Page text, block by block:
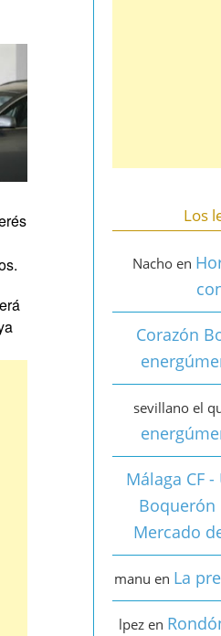
Los
Nachoen
Corazón
sevillano el
Málaga CF
Boquerón
Mercado
manu en La
lpezen